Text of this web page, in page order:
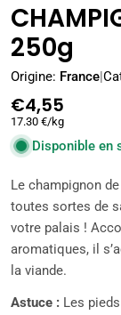
250g
Origine: France|
Prix
régulier
€4,55
17.30 €/kg
Disponible en
Le champignon
toutes sortes de
votre palais !
aromatiques, il
la viande.
Astuce : Les